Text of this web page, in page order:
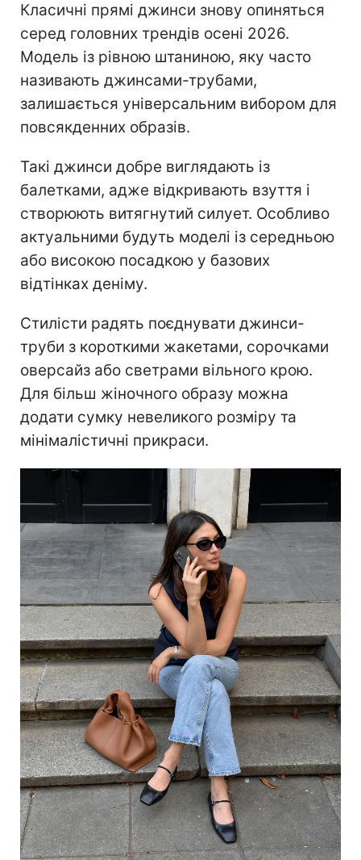
Класичні прямі джинси знову опиняться
серед головних трендів осені 2026.
Модель із рівною штаниною, яку часто
називають джинсами-трубами,
залишається універсальним вибором для
повсякденних образів.
Такі джинси добре виглядають із
балетками, адже відкривають взуття і
створюють витягнутий силует. Особливо
актуальними будуть моделі із середньою
або високою посадкою у базових
відтінках деніму.
Стилісти радять поєднувати джинси-
труби з короткими жакетами, сорочками
оверсайз або светрами вільного крою.
Для більш жіночного образу можна
додати сумку невеликого розміру та
мінімалістичні прикраси.